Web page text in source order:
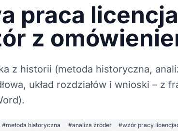
praca
z
z historii (metoda historyczna,
układ rozdziałów i wnioski – z
#metoda historyczna #analiza źródeł
#wzór pracy